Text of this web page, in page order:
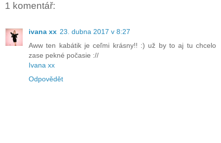
1 komentář:
ivana xx 23. dubna 2017 v 8:27
Aww ten kabátik je ceľmi krásny!! :) už by to aj tu chcelo
zase pekné počasie ://
Ivana xx
Odpovědět